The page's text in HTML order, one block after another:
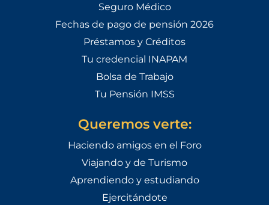
Seguro Médico
Fechas de pago de pensión 2026
Préstamos y Créditos
Tu credencial INAPAM
Bolsa de Trabajo
Tu Pensión IMSS
Queremos verte:
Haciendo amigos en el Foro
Viajando y de Turismo
Aprendiendo y estudiando
Ejercitándote